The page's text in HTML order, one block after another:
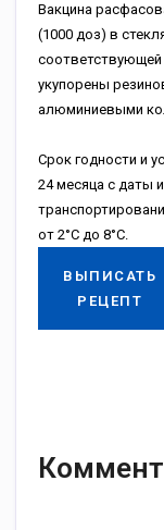
Вакцина
(1000 доз) в
укупорены
алюминиевыми
Срок годности и
24 месяца с даты
от 2°С до 8°С.
ВЫПИСАТЬ
РЕЦЕПТ